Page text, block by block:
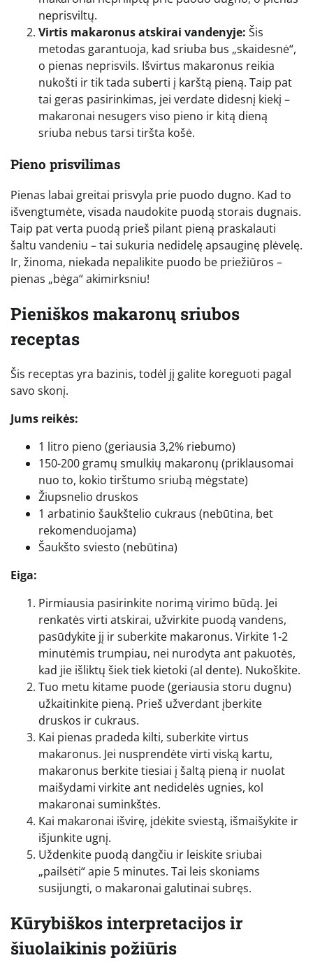
neprisviltų.
Virtis makaronus atskirai vandenyje: Šis
metodas garantuoja, kad sriuba bus „skaidesnė“,
o pienas neprisvils. Išvirtus makaronus reikia
nukošti ir tik tada suberti į karštą pieną. Taip pat
tai geras pasirinkimas, jei verdate didesnį kiekį –
makaronai nesugers viso pieno ir kitą dieną
sriuba nebus tarsi tiršta košė.
Pieno prisvilimas
Pienas labai greitai prisvyla prie puodo dugno. Kad to
išvengtumėte, visada naudokite puodą storais dugnais.
Taip pat verta puodą prieš pilant pieną praskalauti
šaltu vandeniu – tai sukuria nedidelę apsauginę plėvelę.
Ir, žinoma, niekada nepalikite puodo be priežiūros –
pienas „bėga“ akimirksniu!
Pieniškos makaronų sriubos
receptas
Šis receptas yra bazinis, todėl jį galite koreguoti pagal
savo skonį.
Jums reikės:
1 litro pieno (geriausia 3,2% riebumo)
150-200 gramų smulkių makaronų (priklausomai
nuo to, kokio tirštumo sriubą mėgstate)
Žiupsnelio druskos
1 arbatinio šaukštelio cukraus (nebūtina, bet
rekomenduojama)
Šaukšto sviesto (nebūtina)
Eiga:
Pirmiausia pasirinkite norimą virimo būdą. Jei
renkatės virti atskirai, užvirkite puodą vandens,
pasūdykite jį ir suberkite makaronus. Virkite 1-2
minutėmis trumpiau, nei nurodyta ant pakuotės,
kad jie išliktų šiek tiek kietoki (al dente). Nukoškite.
Tuo metu kitame puode (geriausia storu dugnu)
užkaitinkite pieną. Prieš užverdant įberkite
druskos ir cukraus.
Kai pienas pradeda kilti, suberkite virtus
makaronus. Jei nusprendėte virti viską kartu,
makaronus berkite tiesiai į šaltą pieną ir nuolat
maišydami virkite ant nedidelės ugnies, kol
makaronai suminkštės.
Kai makaronai išvirę, įdėkite sviestą, išmaišykite ir
išjunkite ugnį.
Uždenkite puodą dangčiu ir leiskite sriubai
„pailsėti“ apie 5 minutes. Tai leis skoniams
susijungti, o makaronai galutinai subręs.
Kūrybiškos interpretacijos ir
šiuolaikinis požiūris